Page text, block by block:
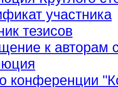
участника
тезисов
к авторам